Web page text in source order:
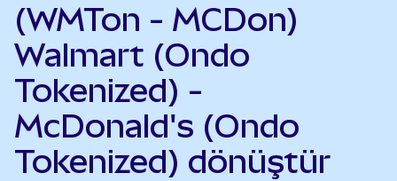
(WMTon - MCDon)
Walmart (Ondo
Tokenized) -
McDonald's (Ondo
Tokenized) dönüştür